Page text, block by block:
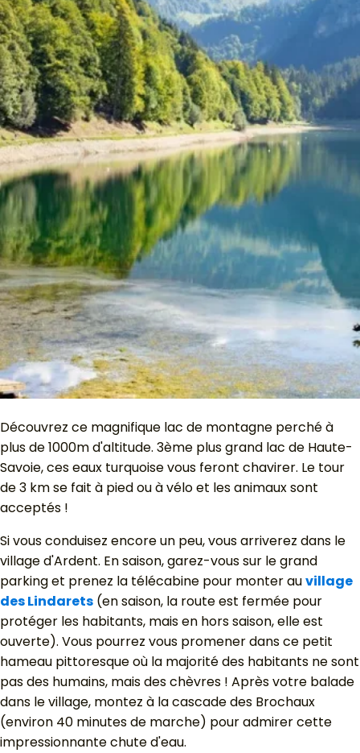
Découvrez ce magnifique lac de montagne perché à
plus de 1000m d'altitude. 3ème plus grand lac de Haute-
Savoie, ces eaux turquoise vous feront chavirer. Le tour
de 3 km se fait à pied ou à vélo et les animaux sont
acceptés !
Si vous conduisez encore un peu, vous arriverez dans le
village d'Ardent. En saison, garez-vous sur le grand
parking et prenez la télécabine pour monter auvillage
des Lindarets (en saison, la route est fermée pour
protéger les habitants, mais en hors saison, elle est
ouverte). Vous pourrez vous promener dans ce petit
hameau pittoresque où la majorité des habitants ne sont
pas des humains, mais des chèvres ! Après votre balade
dans le village, montez à la cascade des Brochaux
(environ 40 minutes de marche) pour admirer cette
impressionnante chute d'eau.